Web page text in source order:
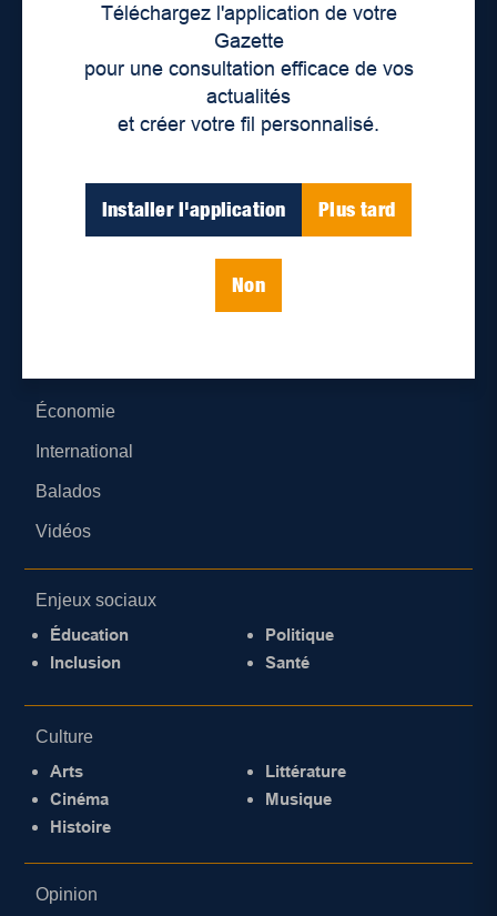
Téléchargez l'application de votre
Gazette
pour une consultation efficace de vos
actualités
et créer votre fil personnalisé.
Installer l'application Plus tard
Non
Lieux de distribution
Économie
International
Balados
Vidéos
Enjeux sociaux
Éducation
Inclusion
Politique
Santé
Culture
Arts
Cinéma
Histoire
Littérature
Musique
Opinion